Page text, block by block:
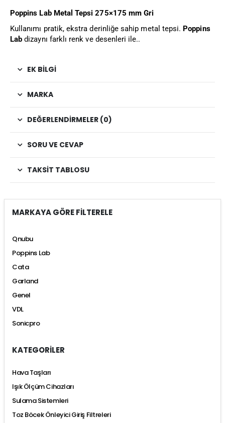
Poppins Lab Metal Tepsi 275×175 mm Gri
Kullanımı pratik, ekstra derinliğe sahip metal tepsi. Poppins
Lab dizaynı farklı renk ve desenleri ile..
EK BILGI
MARKA
DEĞERLENDIRMELER (0)
SORU VE CEVAP
TAKSIT TABLOSU
MARKAYA GÖRE FİLTERELE
Qnubu
Poppins Lab
Cata
Garland
Genel
VDL
Sonicpro
KATEGORİLER
Hava Taşları
Işık Ölçüm Cihazları
Sulama Sistemleri
Toz Böcek Önleyici Giriş Filtreleri